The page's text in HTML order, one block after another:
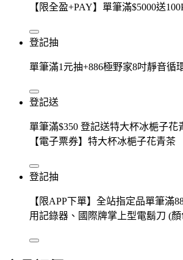
【限全盈+PAY】單筆滿$5000送
登記抽
單筆滿1元抽+886極野家8吋靜音循
登記送
單筆滿$350 登記送特大杯冰梔子花
【電子票券】特大杯冰梔子花青茶
登記抽
【限APP下單】全站指定品單筆滿
用記錄器、國際牌掌上型電鬍刀 (